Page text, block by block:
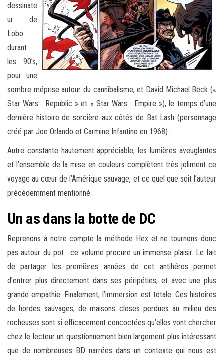
dessinate
ur de
Lobo
durant
les 90’s,
pour une
sombre méprise autour du cannibalisme, et David Michael Beck («
Star Wars : Republic » et « Star Wars : Empire »), le temps d’une
dernière histoire de sorcière aux côtés de Bat Lash (personnage
créé par Joe Orlando et Carmine Infantino en 1968).
Autre constante hautement appréciable, les lumières aveuglantes
et l’ensemble de la mise en couleurs complètent très joliment ce
voyage au cœur de l’Amérique sauvage, et ce quel que soit l’auteur
précédemment mentionné.
Un as dans la botte de DC
Reprenons à notre compte la méthode Hex et ne tournons donc
pas autour du pot : ce volume procure un immense plaisir. Le fait
de partager les premières années de cet antihéros permet
d’entrer plus directement dans ses péripéties, et avec une plus
grande empathie. Finalement, l’immersion est totale. Ces histoires
de hordes sauvages, de maisons closes perdues au milieu des
rocheuses sont si efficacement concoctées qu’elles vont chercher
chez le lecteur un questionnement bien largement plus intéressant
que de nombreuses BD narrées dans un contexte qui nous est